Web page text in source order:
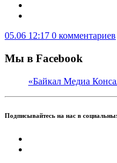
05.06 12:17 0 комментариев
Мы в Facebook
«Байкал Медиа
Подписывайтесь на нас в